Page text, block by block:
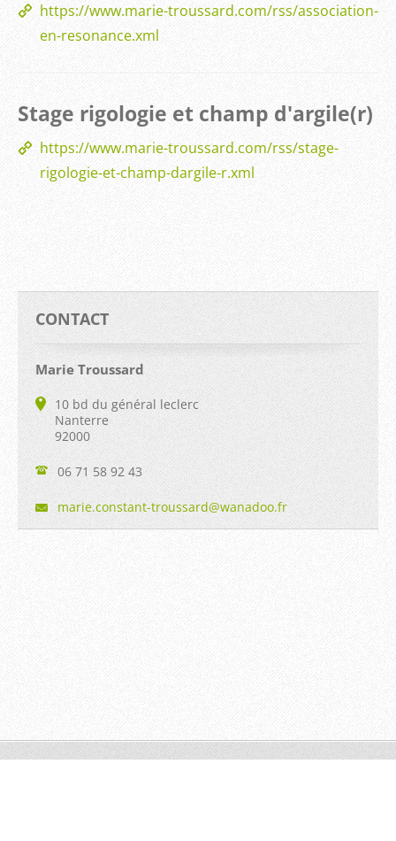
https://www.marie-troussard.com/rss/association-
en-resonance.xml
Stage rigologie et champ d'argile(r)
https://www.marie-troussard.com/rss/stage-
rigologie-et-champ-dargile-r.xml
CONTACT
Marie Troussard
10 bd du général leclerc
Nanterre
92000
06 71 58 92 43
marie.constant-troussard@wanadoo.fr